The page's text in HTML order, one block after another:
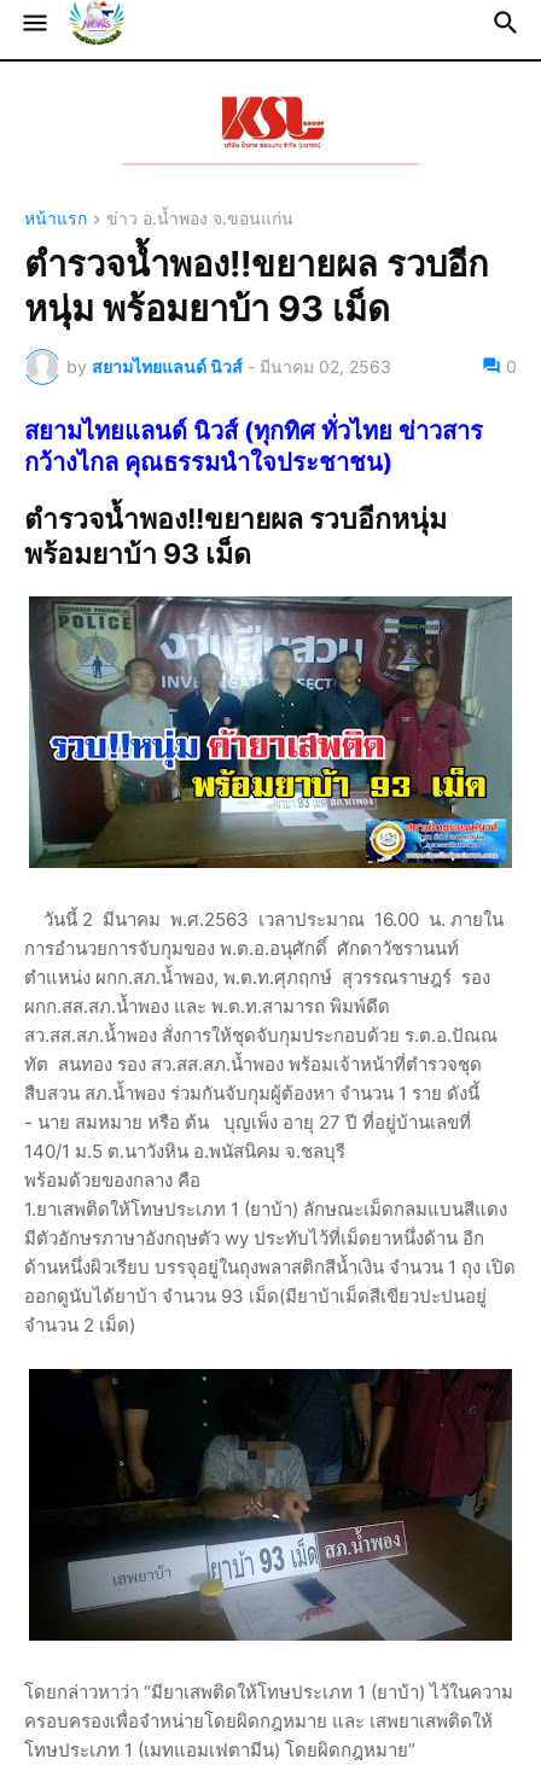
หน้าแรก ข่าว อ.น้ำพอง จ.ขอนแก่น
ตำรวจน้ำพอง!!ขยายผล รวบอีก
หนุ่ม พร้อมยาบ้า 93 เม็ด
by สยามไทยแลนด์ นิวส์ - มีนาคม 02, 2563 0
สยามไทยแลนด์ นิวส์ (ทุกทิศ ทั่วไทย ข่าวสาร
กว้างไกล คุณธรรมนำใจประชาชน)
ตำรวจน้ำพอง!!ขยายผล รวบอีกหนุ่ม
พร้อมยาบ้า 93 เม็ด
วันนี้ 2 มีนาคม พ.ศ.2563 เวลาประมาณ 16.00 น. ภายใน
การอำนวยการจับกุมของ พ.ต.อ.อนุศักดิ์ ศักดาวัชรานนท์
ตำแหน่ง ผกก.สภ.น้ำพอง, พ.ต.ท.ศุภฤกษ์ สุวรรณราษฎร์ รอง
ผกก.สส.สภ.น้ำพอง และ พ.ต.ท.สามารถ พิมพ์ดีด
สว.สส.สภ.น้ำพอง สั่งการให้ชุดจับกุมประกอบด้วย ร.ต.อ.ปัณณ
ทัต สนทอง รอง สว.สส.สภ.น้ำพอง พร้อมเจ้าหน้าที่ตำรวจชุด
สืบสวน สภ.น้ำพอง ร่วมกันจับกุมผู้ต้องหา จำนวน 1 ราย ดังนี้
- นาย สมหมาย หรือ ต้น บุญเพ็ง อายุ 27 ปี ที่อยู่บ้านเลขที่
140/1 ม.5 ต.นาวังหิน อ.พนัสนิคม จ.ชลบุรี
พร้อมด้วยของกลาง คือ
1.ยาเสพติดให้โทษประเภท 1 (ยาบ้า) ลักษณะเม็ดกลมแบนสีแดง
มีตัวอักษรภาษาอังกฤษตัว wy ประทับไว้ที่เม็ดยาหนึ่งด้าน อีก
ด้านหนึ่งผิวเรียบ บรรจุอยู่ในถุงพลาสติกสีน้ำเงิน จำนวน 1 ถุง เปิด
ออกดูนับได้ยาบ้า จำนวน 93 เม็ด(มียาบ้าเม็ดสีเขียวปะปนอยู่
จำนวน 2 เม็ด)
โดยกล่าวหาว่า “มียาเสพติดให้โทษประเภท 1 (ยาบ้า) ไว้ในความ
ครอบครองเพื่อจำหน่ายโดยผิดกฎหมาย และ เสพยาเสพติดให้
โทษประเภท 1 (เมทแอมเฟตามีน) โดยผิดกฎหมาย”